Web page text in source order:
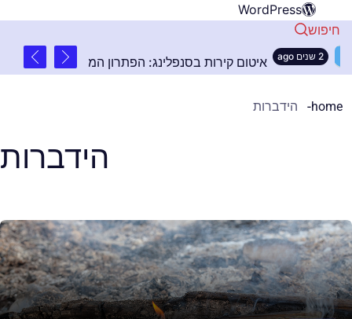
WordPress
חיפוש
2 שנים ago איטום קירות בסנפלינג: הפתרון המושלם
home הידברות
הידברות